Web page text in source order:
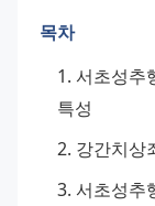
목차
서초성추
특성
강간치상
서초성추